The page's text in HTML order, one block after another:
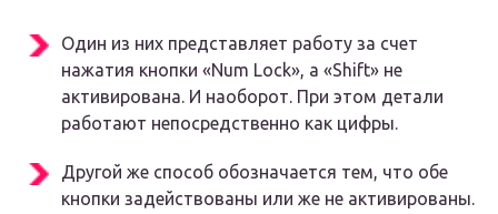
Один из них представляет работу за счет
нажатия кнопки «Num Lock», а «Shift» не
активирована. И наоборот. При этом детали
работают непосредственно как цифры.
Другой же способ обозначается тем, что обе
кнопки задействованы или же не активированы.